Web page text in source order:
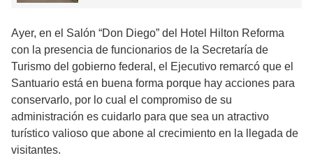
Ayer, en el Salón “Don Diego” del Hotel Hilton Reforma
con la presencia de funcionarios de la Secretaría de
Turismo del gobierno federal, el Ejecutivo remarcó que el
Santuario está en buena forma porque hay acciones para
conservarlo, por lo cual el compromiso de su
administración es cuidarlo para que sea un atractivo
turístico valioso que abone al crecimiento en la llegada de
visitantes.